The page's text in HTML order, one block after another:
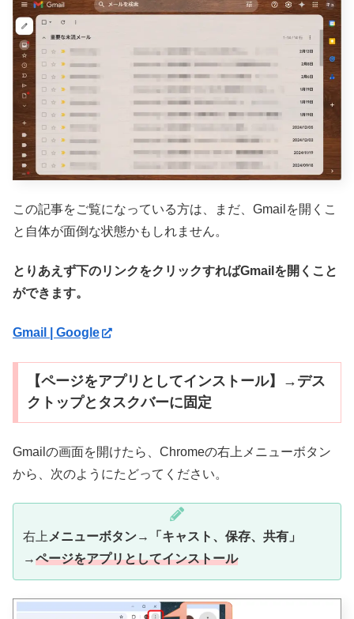
この記事をご覧になっている方は、まだ、Gmailを開くこ
と自体が面倒な状態かもしれません。
とりあえず下のリンクをクリックすればGmailを開くこと
ができます。
Gmail | Google
【ページをアプリとしてインストール】→デス
クトップとタスクバーに固定
Gmailの画面を開けたら、Chromeの右上メニューボタン
から、次のようにたどってください。
右上 メニューボタン→
「キャスト、保存、共有」
→ページをアプリとしてインストール